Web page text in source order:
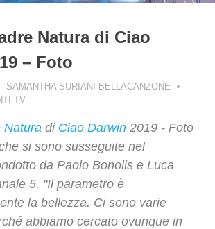
Natura di Ciao
– Foto
SAMANTHA SURIANI BELLACANZONE
TV
Natura di Ciao Darwin 2019 - Foto
si sono susseguite nel
da Paolo Bonolis e Luca
5. "Il parametro è
la bellezza. Ci sono varie
abbiamo cercato ovunque in